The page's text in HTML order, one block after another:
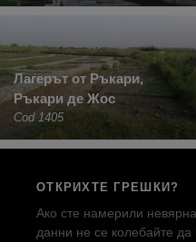
Лагерът от Ръкари,
Ръкари де Жос
Cod 1405
ОТКРИХТЕ ГРЕШКИ?
Ако сте намерили
данни не се колебайте да